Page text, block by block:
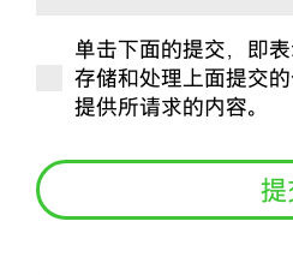
阅？
*
单击下面的提交，即
存储和处理上面提交
提供所请求的内容。